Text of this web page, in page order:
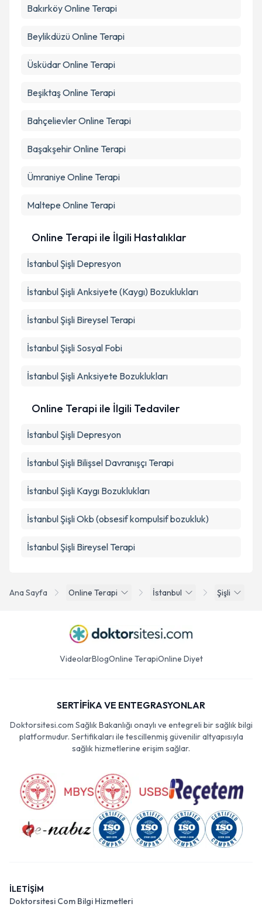
Ana Sayfa Online Terapi İstanbul Şişli
BakırköyOnline Terapi
BeylikdüzüOnline Terapi
ÜsküdarOnline Terapi
BeşiktaşOnline Terapi
BahçelievlerOnline Terapi
BaşakşehirOnline Terapi
Ümraniye Online Terapi
Maltepe Online Terapi
Online Terapi ile İlgili Hastalıklar
İstanbul Şişli Depresyon
İstanbul Şişli Anksiyete (Kaygı) Bozuklukları
İstanbul Şişli Bireysel Terapi
İstanbul Şişli Sosyal Fobi
İstanbul Şişli Anksiyete Bozuklukları
Online Terapi ile İlgili Tedaviler
İstanbul Şişli Depresyon
İstanbul Şişli Bilişsel Davranışçı Terapi
İstanbul Şişli Kaygı Bozuklukları
İstanbul Şişli Okb (obsesif kompulsif bozukluk)
İstanbul Şişli Bireysel Terapi
VideolarBlogOnline TerapiOnline Diyet
SERTİFİKA VE ENTEGRASYONLAR
Doktorsitesi.com Sağlık Bakanlığı onaylı ve entegreli bir sağlık bilgi
platformudur. Sertifikaları ile tescillenmiş güvenilir altyapısıyla
sağlık hizmetlerine erişim sağlar.
İLETİŞİM
Doktorsitesi Com Bilgi Hizmetleri